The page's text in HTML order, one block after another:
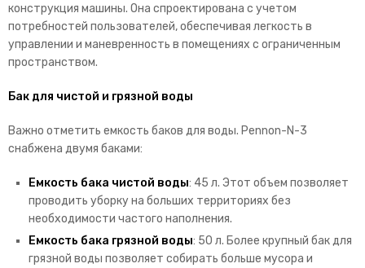
конструкция машины. Она спроектирована с учетом
потребностей пользователей, обеспечивая легкость в
управлении и маневренность в помещениях с ограниченным
пространством.
Бак для чистой и грязной воды
Важно отметить емкость баков для воды. Pennon-N-3
снабжена двумя баками:
Емкость бака чистой воды: 45 л. Этот объем позволяет
проводить уборку на больших территориях без
необходимости частого наполнения.
Емкость бака грязной воды: 50 л. Более крупный бак для
грязной воды позволяет собирать больше мусора и